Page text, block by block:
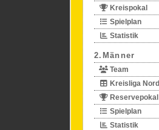
Kreispokal
Spielplan
Statistik
2.Männer
Team
Kreisliga Nord
Reservepokal
Spielplan
Statistik